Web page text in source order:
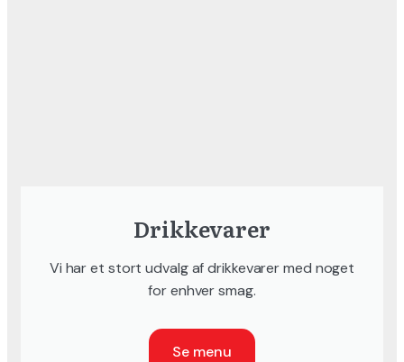
Drikkevarer
Vi har et stort udvalg af drikkevarer med noget
for enhver smag.
Se menu